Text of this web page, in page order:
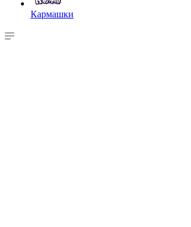
Кармашки